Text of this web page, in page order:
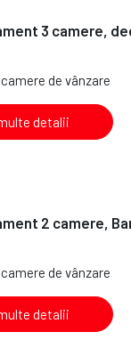
3 camere,
de vânzare
detalii
2 camere,
de vânzare
detalii